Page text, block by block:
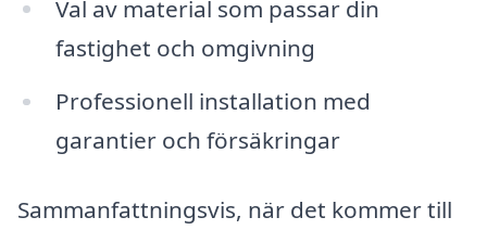
Val av material som passar din
fastighet och omgivning
Professionell installation med
garantier och försäkringar
Sammanfattningsvis, när det kommer till